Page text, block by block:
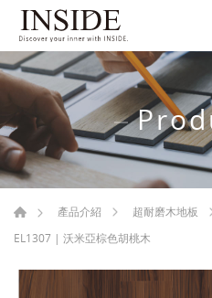
產品介紹 超耐磨木地板
EL1307 | 沃米亞棕色胡桃木